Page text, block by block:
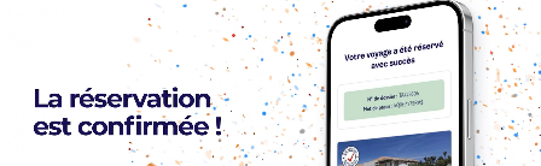
Circuits privés